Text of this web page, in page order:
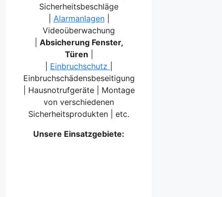
Sicherheitsbeschläge
Alarmanlagen|
Videoüberwachung
Absicherung Fenster,
Türen
Einbruchschutz
Einbruchschädensbeseitigung
| Hausnotrufgeräte | Montage
von verschiedenen
Sicherheitsprodukten | etc.
Unsere Einsatzgebiete: